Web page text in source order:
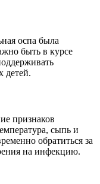
оспа была
быть в курсе
детей.
признаков
сыпь и
обратиться за
на инфекцию.